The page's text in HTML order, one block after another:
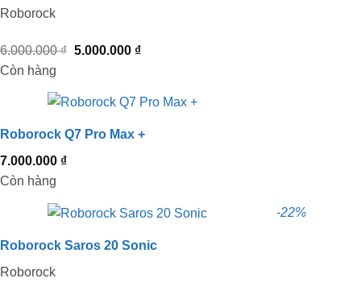
Roborock
6.000.000₫ Giá
6.000.000 ₫.
5.000.000 ₫Giá
là:
5.000.000 ₫.
Còn hàng
Roborock Q7 Pro Max +
7.000.000 ₫
Còn hàng
-22%
Roborock Saros 20 Sonic
Roborock